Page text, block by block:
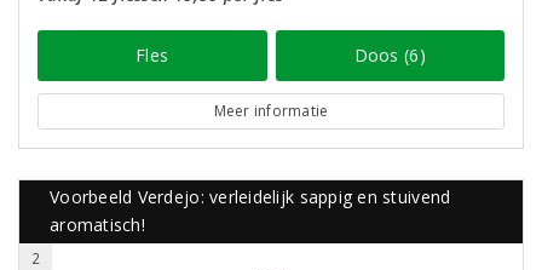
Fles Doos (6)
Meer informatie
Voorbeeld Verdejo: verleidelijk sappig en stuivend
aromatisch!
2